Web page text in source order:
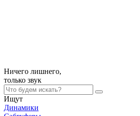
Ничего лишнего,
только звук
Ищут
Динамики